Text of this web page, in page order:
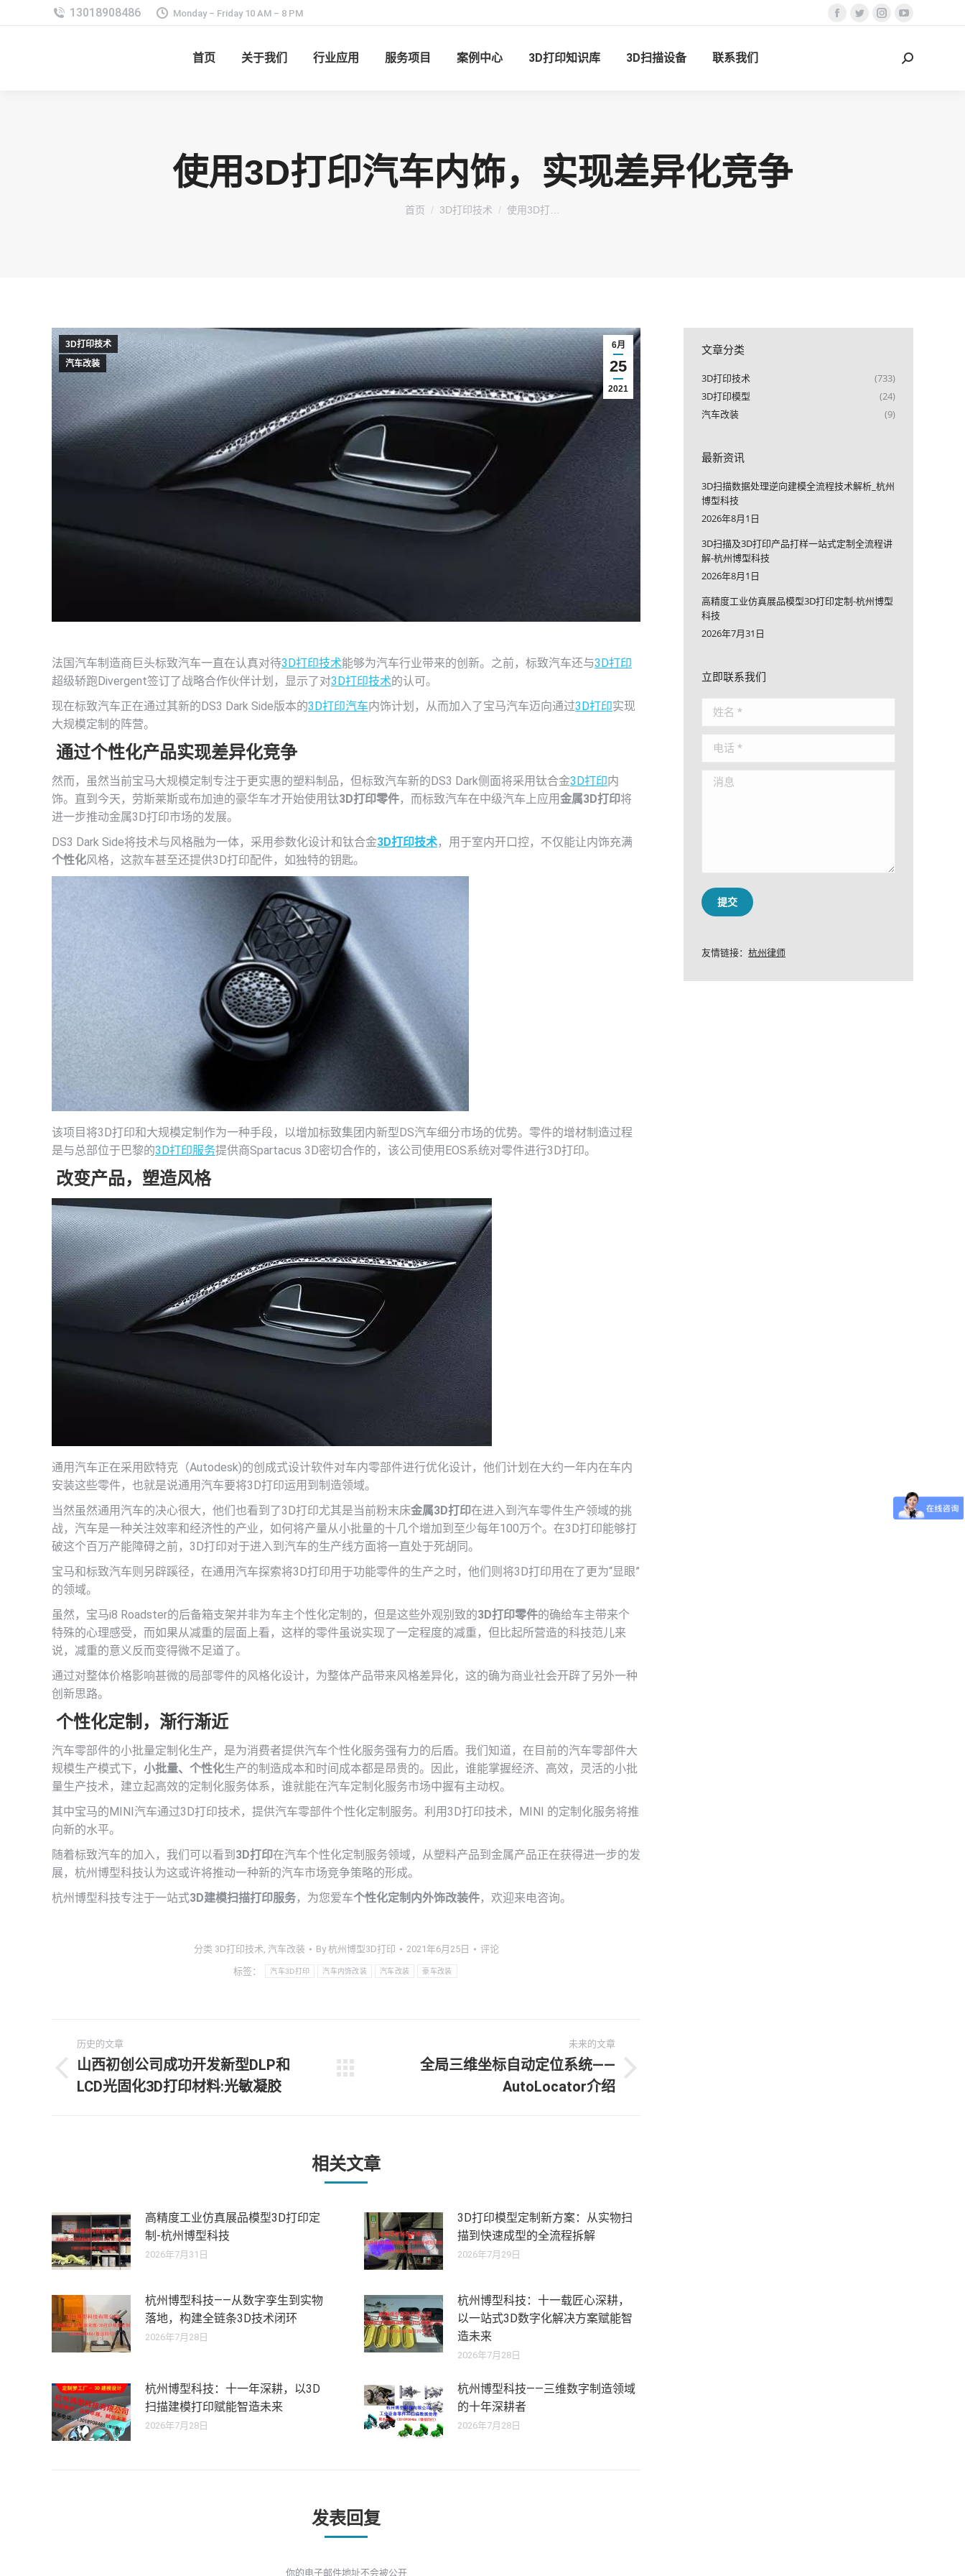
Monday – Friday 10 AM – 8 PM
Facebook
TwitterInstagram
在
首页 关于我们 行业应用 服务项目 案例中心 3D打印知识库 3D扫描设备 联系我们
搜
使用3D打印汽车内饰，实现差异化竞争
您在这里：
首页 3D打印技术 使用3D打…
6月
25
2021
3D打印技术
汽车改装
法国汽车制造商巨头标致汽车一直在认真对待3D打印技术能够为汽车行业带来的创新。之前，标致汽车还与3D打印
超级轿跑Divergent签订了战略合作伙伴计划，显示了对3D打印技术的认可。
现在标致汽车正在通过其新的DS3 Dark Side版本的3D打印汽车内饰计划，从而加入了宝马汽车迈向通过3D打印实现
大规模定制的阵营。
通过个性化产品实现差异化竞争
然而，虽然当前宝马大规模定制专注于更实惠的塑料制品，但标致汽车新的DS3 Dark侧面将采用钛合金3D打印内
饰。直到今天，劳斯莱斯或布加迪的豪华车才开始使用钛3D打印零件，而标致汽车在中级汽车上应用金属3D打印将
进一步推动金属3D打印市场的发展。
DS3 Dark Side将技术与风格融为一体，采用参数化设计和钛合金3D打印技术，用于室内开口控，不仅能让内饰充满
个性化风格，这款车甚至还提供3D打印配件，如独特的钥匙。
该项目将3D打印和大规模定制作为一种手段，以增加标致集团内新型DS汽车细分市场的优势。零件的增材制造过程
是与总部位于巴黎的3D打印服务提供商Spartacus 3D密切合作的，该公司使用EOS系统对零件进行3D打印。
改变产品，塑造风格
通用汽车正在采用欧特克（Autodesk)的创成式设计软件对车内零部件进行优化设计，他们计划在大约一年内在车内
安装这些零件，也就是说通用汽车要将3D打印运用到制造领域。
当然虽然通用汽车的决心很大，他们也看到了3D打印尤其是当前粉末床金属3D打印在进入到汽车零件生产领域的挑
战，汽车是一种关注效率和经济性的产业，如何将产量从小批量的十几个增加到至少每年100万个。在3D打印能够打
破这个百万产能障碍之前，3D打印对于进入到汽车的生产线方面将一直处于死胡同。
宝马和标致汽车则另辟蹊径，在通用汽车探索将3D打印用于功能零件的生产之时，他们则将3D打印用在了更为“显眼”
的领域。
虽然，宝马i8 Roadster的后备箱支架并非为车主个性化定制的，但是这些外观别致的3D打印零件的确给车主带来个
特殊的心理感受，而如果从减重的层面上看，这样的零件虽说实现了一定程度的减重，但比起所营造的科技范儿来
说，减重的意义反而变得微不足道了。
通过对整体价格影响甚微的局部零件的风格化设计，为整体产品带来风格差异化，这的确为商业社会开辟了另外一种
创新思路。
个性化定制，渐行渐近
汽车零部件的小批量定制化生产，是为消费者提供汽车个性化服务强有力的后盾。我们知道，在目前的汽车零部件大
规模生产模式下， 小批量、个性化生产的制造成本和时间成本都是昂贵的。因此，谁能掌握经济、高效，灵活的小批
量生产技术，建立起高效的定制化服务体系，谁就能在汽车定制化服务市场中握有主动权。
其中宝马的MINI汽车通过3D打印技术，提供汽车零部件个性化定制服务。利用3D打印技术，MINI 的定制化服务将推
向新的水平。
随着标致汽车的加入，我们可以看到 3D打印在汽车个性化定制服务领域，从塑料产品到金属产品正在获得进一步的发
展，杭州博型科技认为这或许将推动一种新的汽车市场竞争策略的形成。
杭州博型科技专注于一站式3D建模扫描打印服务，为您爱车个性化定制内外饰改装件，欢迎来电咨询。
分类 3D打印技术, 汽车改装 By杭州博型3D打印 2021年6月25日 评论
标签： 汽车3D打印 汽车内饰改装 汽车改装 豪车改装
章
历史的文章
史
山西初创公司成功开发新型DLP和
LCD光固化3D打印材料:光敏凝胶
未来的文章
全局三维坐标自动定位系统——
AutoLocator介绍
相关文章
高精度工业仿真展品模型3D打印定
制-杭州博型科技
2026年7月31日
3D打印模型定制新方案：从实物扫
描到快速成型的全流程拆解
2026年7月29日
杭州博型科技——从数字孪生到实物
落地，构建全链条3D技术闭环
2026年7月28日
杭州博型科技：十一载匠心深耕，
以一站式3D数字化解决方案赋能智
造未来
2026年7月28日
杭州博型科技：十一年深耕，以3D
扫描建模打印赋能智造未来
2026年7月28日
杭州博型科技——三维数字制造领域
的十年深耕者
2026年7月28日
发表回复
你的电子邮件地址不会被公开
文章分类
3D打印技术
(733)
3D打印模型
(24)
汽车改装
(9)
最新资讯
3D扫描数据处理逆向建模全流程技术解析_杭州
博型科技
2026年8月1日
3D扫描及3D打印产品打样一站式定制全流程讲
解-杭州博型科技
2026年8月1日
高精度工业仿真展品模型3D打印定制-杭州博型
科技
2026年7月31日
立即联系我们
姓名 *
电话 *
消息
提交
友情链接： 杭州律师